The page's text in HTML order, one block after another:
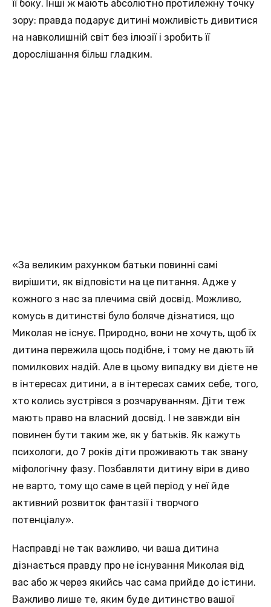
її боку. Інші ж мають абсолютно протилежну точку
зору: правда подарує дитині можливість дивитися
на навколишній світ без ілюзії і зробить її
дорослішання більш гладким.
«За великим рахунком батьки повинні самі
вирішити, як відповісти на це питання. Адже у
кожного з нас за плечима свій досвід. Можливо,
комусь в дитинстві було боляче дізнатися, що
Миколая не існує. Природно, вони не хочуть, щоб їх
дитина пережила щось подібне, і тому не дають їй
помилкових надій. Але в цьому випадку ви дієте не
в інтересах дитини, а в інтересах самих себе, того,
хто колись зустрівся з розчаруванням. Діти теж
мають право на власний досвід. І не завжди він
повинен бути таким же, як у батьків. Як кажуть
психологи, до 7 років діти проживають так звану
міфологічну фазу. Позбавляти дитину віри в диво
не варто, тому що саме в цей період у неї йде
активний розвиток фантазії і творчого
потенціалу».
Насправді не так важливо, чи ваша дитина
дізнається правду про не існування Миколая від
вас або ж через якийсь час сама прийде до істини.
Важливо лише те, яким буде дитинство вашої